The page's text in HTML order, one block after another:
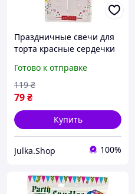
Праздничные свечи для
торта красные сердечки
рождения или годовщину
с подставками
Готово к отправке
79₴
119 ₴
Купить
Julka.Shop 100%